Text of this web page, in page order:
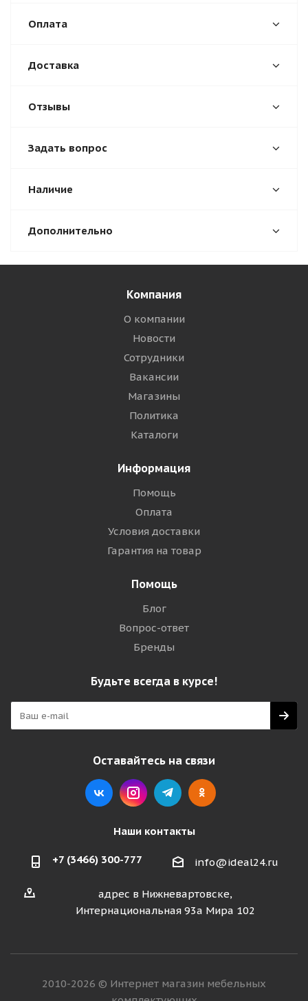
Оплата
Доставка
Отзывы
Задать вопрос
Наличие
Дополнительно
Компания
О компании
Новости
Сотрудники
Вакансии
Магазины
Политика
Каталоги
Информация
Помощь
Оплата
Условия доставки
Гарантия на товар
Помощь
Блог
Вопрос-ответ
Бренды
Будьте всегда в курсе!
Оставайтесь на связи
Наши контакты
+7 (3466) 300-777 info@ideal24.ru
адрес в Нижневартовске,
Интернациональная 93а Мира 102
2010-2026 © Интернет магазин мебельных